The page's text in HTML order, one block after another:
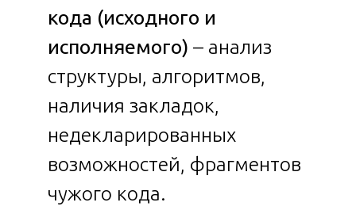
кода (исходного и
исполняемого) – анализ
структуры, алгоритмов,
наличия закладок,
недекларированных
возможностей, фрагментов
чужого кода.